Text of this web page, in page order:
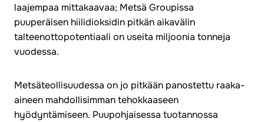
laajempaa mittakaavaa; Metsä Groupissa
puuperäisen hiilidioksidin pitkän aikavälin
talteenottopotentiaali on useita miljoonia tonneja
vuodessa.
Metsäteollisuudessa on jo pitkään panostettu raaka-
aineen mahdollisimman tehokkaaseen
hyödyntämiseen. Puupohjaisessa tuotannossa